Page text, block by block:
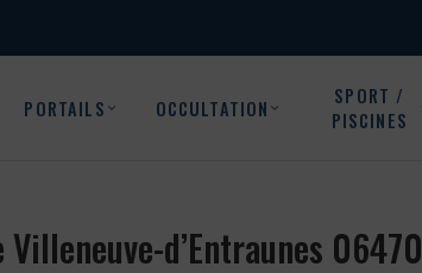
PORTAILS OCCULTATION
SPORT /
PISCINES
d’Entraunes 06470